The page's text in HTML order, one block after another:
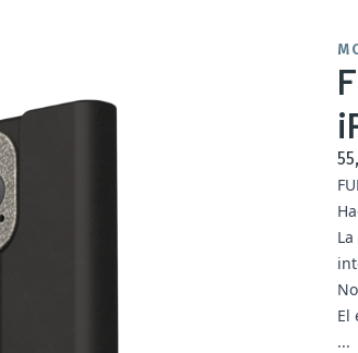
El
...